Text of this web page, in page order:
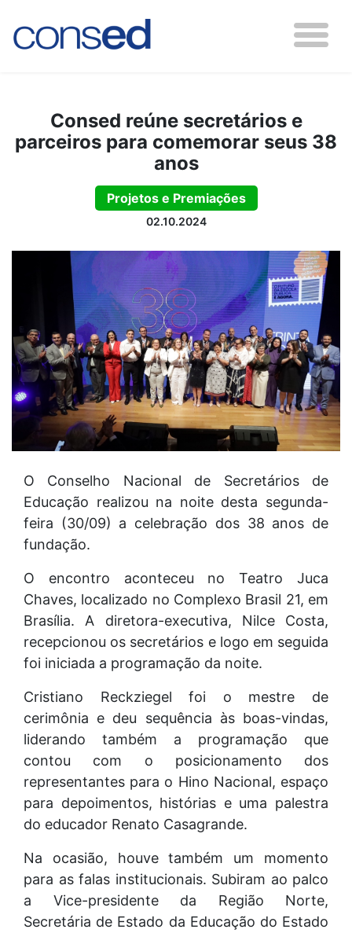
Consed reúne secretários e
parceiros para comemorar seus 38
anos
Projetos e Premiações
02.10.2024
O Conselho Nacional de Secretários de
Educação realizou na noite desta segunda-
feira (30/09) a celebração dos 38 anos de
fundação.
O encontro aconteceu no Teatro Juca
Chaves, localizado no Complexo Brasil 21, em
Brasília. A diretora-executiva, Nilce Costa,
recepcionou os secretários e logo em seguida
foi iniciada a programação da noite.
Cristiano Reckziegel foi o mestre de
cerimônia e deu sequência às boas-vindas,
liderando também a programação que
contou com o posicionamento dos
representantes para o Hino Nacional, espaço
para depoimentos, histórias e uma palestra
do educador Renato Casagrande.
Na ocasião, houve também um momento
para as falas institucionais. Subiram ao palco
a Vice-presidente da Região Norte,
Secretária de Estado da Educação do Estado